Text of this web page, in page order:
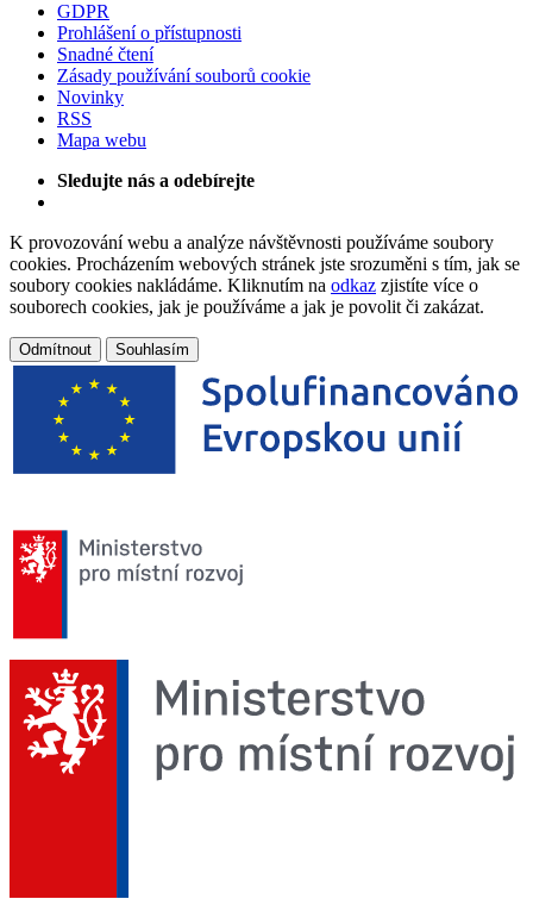
GDPR
Prohlášení o přístupnosti
Snadné čtení
Zásady používání souborů cookie
Novinky
RSS
Mapa webu
Sledujte nás a odebírejte
K provozování webu a analýze návštěvnosti používáme soubory
cookies. Procházením webových stránek jste srozuměni s tím, jak se
soubory cookies nakládáme. Kliknutím na odkaz zjistíte více o
souborech cookies, jak je používáme a jak je povolit či zakázat.
Odmítnout Souhlasím